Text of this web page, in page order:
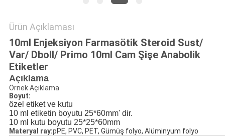
Ürün Açıklaması
10ml Enjeksiyon Farmasötik Steroid Sust/
Var/ Dboll/ Primo 10ml Cam Şişe Anabolik
Etiketler
Açıklama
Örnek Açıklama
Boyut:
özel etiket ve kutu
10 ml etiketin boyutu 25*60mm' dir.
10 ml kutu boyutu 25*25*60mm
Materyal ray:pPE, PVC, PET, Gümüş folyo, Alüminyum folyo